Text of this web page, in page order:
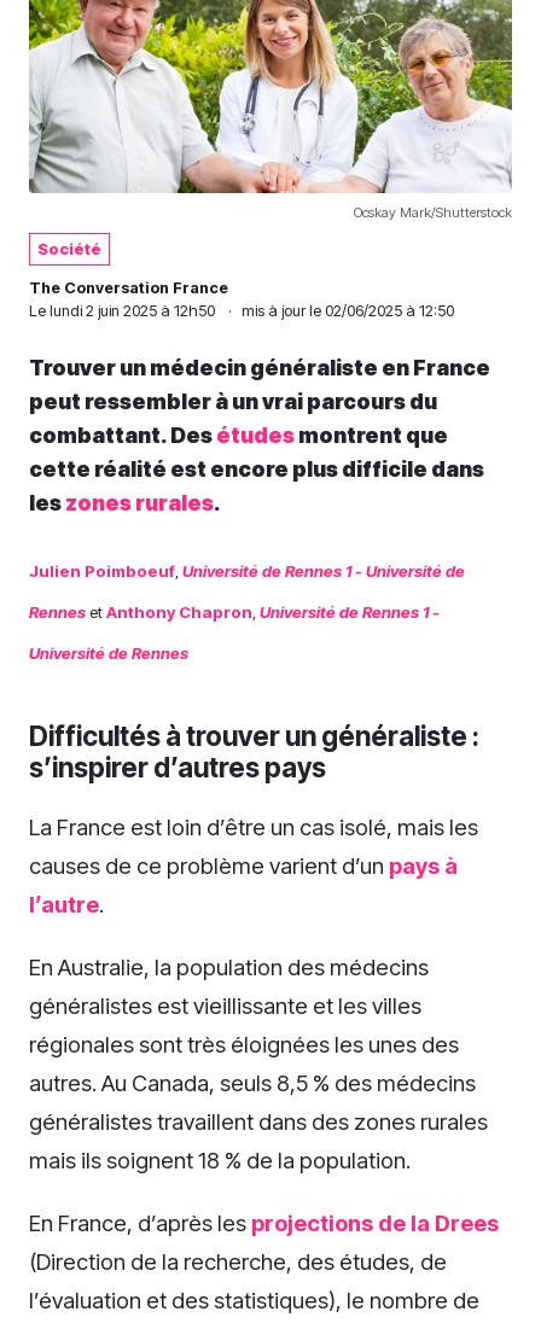
Ocskay Mark/Shutterstock
Société
The Conversation France
Le lundi 2 juin 2025 à 12h50 · mis à jour le 02/06/2025 à 12:50
Trouver un médecin généraliste en France
peut ressembler à un vrai parcours du
combattant. Desétudesmontrent que
cette réalité est encore plus difficile dans
leszones rurales.
Julien Poimboeuf Université de Rennes 1 - Université de
RennesetAnthony Chapron Université de Rennes 1 -
Université de Rennes
Difficultés à trouver un généraliste :
s’inspirer d’autres pays
La France est loin d’être un cas isolé, mais les
causes de ce problème varient d’un pays à
l’autre.
En Australie, la population des médecins
généralistes est vieillissante et les villes
régionales sont très éloignées les unes des
autres. Au Canada, seuls 8,5 % des médecins
généralistes travaillent dans des zones rurales
mais ils soignent 18 % de la population.
En France, d’après les projections de la Drees
(Direction de la recherche, des études, de
l’évaluation et des statistiques), le nombre de